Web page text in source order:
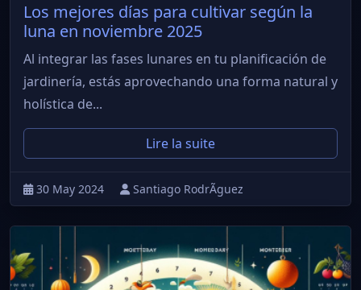
Los mejores días para cultivar según la
luna en noviembre 2025
Al integrar las fases lunares en tu planificación de
jardinería, estás aprovechando una forma natural y
holística de...
Lire la suite
30 May 2024 Santiago RodrÃ­guez